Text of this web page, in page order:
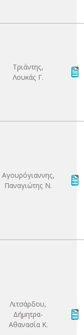
Τριάντης,
Λουκάς Γ.
Αγουρόγιαννης,
Παναγιώτης Ν.
Λιτσάρδου,
Δήμητρα-
Αθανασία Κ.